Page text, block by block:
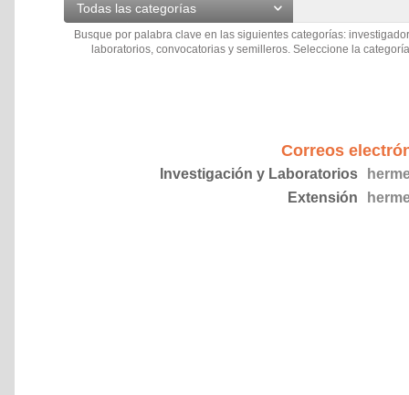
Todas las categorías
Busque por palabra clave en las siguientes categorías:
laboratorios, convocatorias y semilleros. Seleccione la
Correos
Investigación y Laboratorios
Extensión